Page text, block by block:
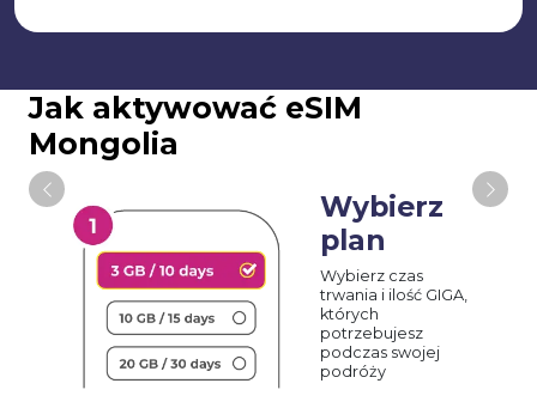
Jak aktywować eSIM
Mongolia
Wybierz
plan
Wybierz czas
trwania i ilość GIGA,
których
potrzebujesz
podczas swojej
podróży